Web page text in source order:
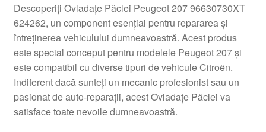
Despre noi
Finalizare comandă
Livrare
Descoperiți Ovladațe Pâclei Peugeot 207 96630730XT
624262, un component esențial pentru repararea și
întreținerea vehiculului dumneavoastră. Acest produs
este special conceput pentru modelele Peugeot 207 și
este compatibil cu diverse tipuri de vehicule Citroën.
Indiferent dacă sunteți un mecanic profesionist sau un
pasionat de auto-reparații, acest Ovladațe Pâclei va
satisface toate nevoile dumneavoastră.